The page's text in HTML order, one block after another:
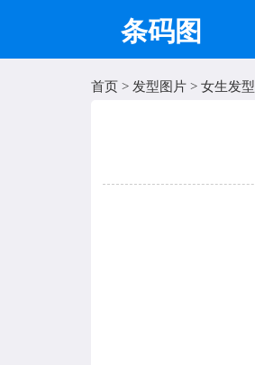
条码图
首页> 发型图片> 女生发型